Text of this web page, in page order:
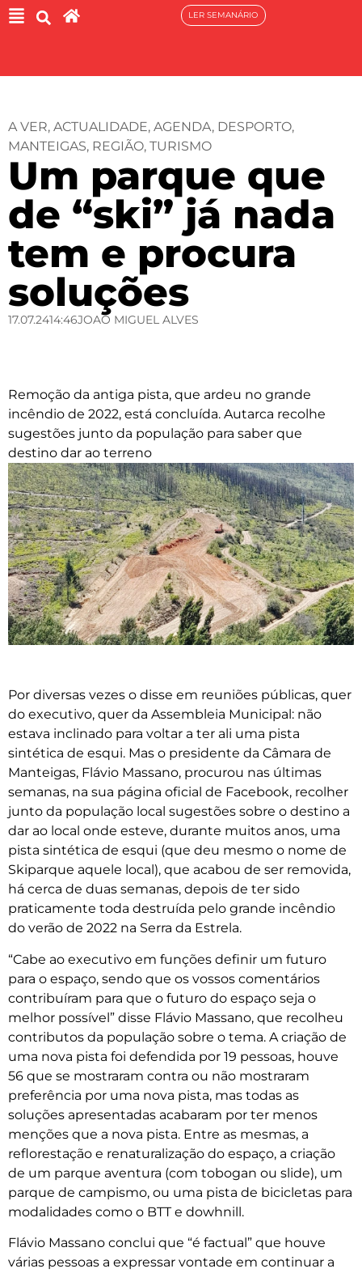
LER SEMANÁRIO
A VER, ACTUALIDADE, AGENDA, DESPORTO,
MANTEIGAS, REGIÃO, TURISMO
Um parque que
de “ski” já nada
tem e procura
soluções
17.07.2414:46JOAO MIGUEL ALVES
Remoção da antiga pista, que ardeu no grande
incêndio de 2022, está concluída. Autarca recolhe
sugestões junto da população para saber que
destino dar ao terreno
Por diversas vezes o disse em reuniões públicas, quer
do executivo, quer da Assembleia Municipal: não
estava inclinado para voltar a ter ali uma pista
sintética de esqui. Mas o presidente da Câmara de
Manteigas, Flávio Massano, procurou nas últimas
semanas, na sua página oficial de Facebook, recolher
junto da população local sugestões sobre o destino a
dar ao local onde esteve, durante muitos anos, uma
pista sintética de esqui (que deu mesmo o nome de
Skiparque aquele local), que acabou de ser removida,
há cerca de duas semanas, depois de ter sido
praticamente toda destruída pelo grande incêndio
do verão de 2022 na Serra da Estrela.
“Cabe ao executivo em funções definir um futuro
para o espaço, sendo que os vossos comentários
contribuíram para que o futuro do espaço seja o
melhor possível” disse Flávio Massano, que recolheu
contributos da população sobre o tema. A criação de
uma nova pista foi defendida por 19 pessoas, houve
56 que se mostraram contra ou não mostraram
preferência por uma nova pista, mas todas as
soluções apresentadas acabaram por ter menos
menções que a nova pista. Entre as mesmas, a
reflorestação e renaturalização do espaço, a criação
de um parque aventura (com tobogan ou slide), um
parque de campismo, ou uma pista de bicicletas para
modalidades como o BTT e dowhnill.
Flávio Massano conclui que “é factual” que houve
várias pessoas a expressar vontade em continuar a